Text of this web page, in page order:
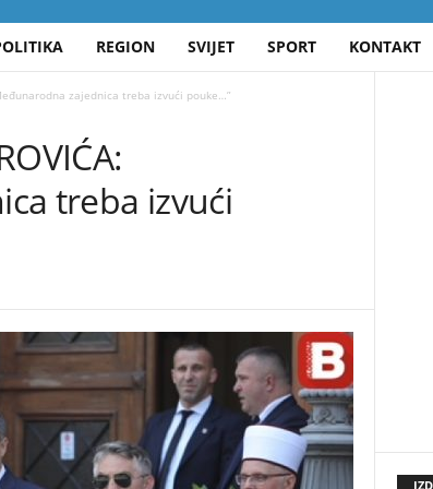
REGION SVIJET SPORT KONTAKT
zajednica treba izvući pouke…”
treba izvući